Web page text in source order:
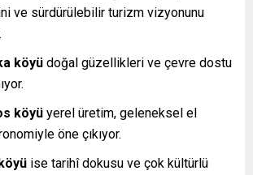
ve sürdürülebilir turizm vizyonunu
köyü doğal güzellikleri ve çevre dostu
köyü yerel üretim, geleneksel el
öne çıkıyor.
ise tarihî dokusu ve çok kültürlü